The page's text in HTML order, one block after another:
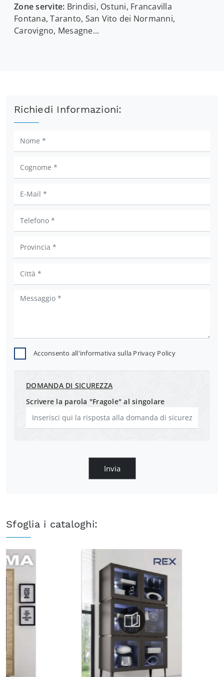
Zone servite: Brindisi, Ostuni, Francavilla
Fontana, Taranto, San Vito dei Normanni,
Carovigno, Mesagne...
Richiedi Informazioni:
Acconsento all'informativa sulla Privacy Policy
DOMANDA DI SICUREZZA
Scrivere la parola "Fragole" al singolare
Invia
Sfoglia i cataloghi: